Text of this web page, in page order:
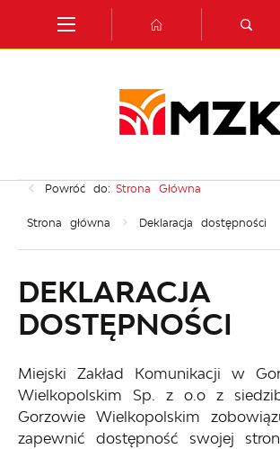
Przejdź do wyszukiwarki.
Przejdź do ustawień wielkości czcionki.
Włącz wersję kontrastową strony.
Powróć do: Strona Główna
Strona główna Deklaracja dostępności
DEKLARACJA
DOSTĘPNOŚCI
Miejski Zakład Komunikacji w
Wielkopolskim Sp. z o.o z
Gorzowie Wielkopolskim
zapewnić dostępność swojej